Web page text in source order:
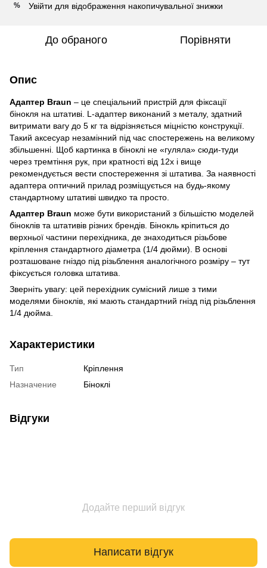
% Увійти для відображення накопичувальної знижки
До обраного Порівняти
Опис
Адаптер Braun – це спеціальний пристрій для фіксації
бінокля на штативі. L-адаптер виконаний з металу, здатний
витримати вагу до 5 кг та відрізняється міцністю конструкції.
Такий аксесуар незамінний під час спостережень на великому
збільшенні. Щоб картинка в біноклі не «гуляла» сюди-туди
через тремтіння рук, при кратності від 12х і вище
рекомендується вести спостереження зі штатива. За наявності
адаптера оптичний прилад розміщується на будь-якому
стандартному штативі швидко та просто.
Адаптер Braun може бути використаний з більшістю моделей
біноклів та штативів різних брендів. Бінокль кріпиться до
верхньої частини перехідника, де знаходиться різьбове
кріплення стандартного діаметра (1/4 дюйми). В основі
розташоване гніздо під різьблення аналогічного розміру – тут
фіксується головка штатива.
Зверніть увагу: цей перехідник сумісний лише з тими
моделями біноклів, які мають стандартний гнізд під різьблення
1/4 дюйма.
Характеристики
Тип
Кріплення
Назначение
Біноклі
Відгуки
Додайте перший відгук
Написати відгук